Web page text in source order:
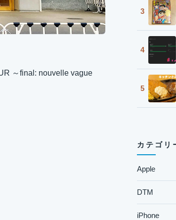
～final: nouvelle vague
3
4
5
カテゴリ
Apple
DTM
iPhone